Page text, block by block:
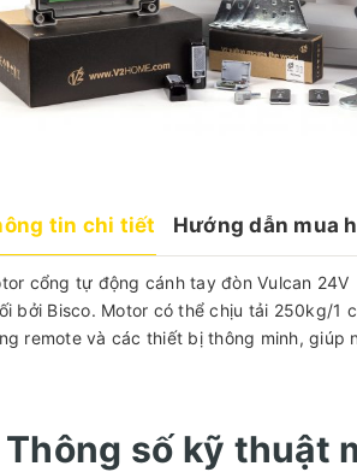
tin chi tiết Hướng dẫn mua
cổng tự động cánh tay đòn Vulcan
bởi Bisco. Motor có thể chịu tải 250kg/1
remote và các thiết bị thông minh,
Thông số kỹ thuật